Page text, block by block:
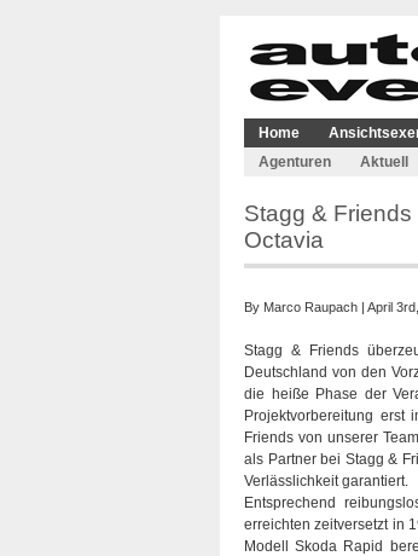
Home
Agenturen
Aktuell
Stagg &
Octavia
By Marco Raupach | April
Stagg & Friends
Deutschland von den
die heiße Phase der
Projektvorbereitung erst
Friends von unserer
als Partner bei Stagg &
Verlässlichkeit garantiert.
Entsprechend
erreichten zeitversetzt in
Modell Skoda Rapid